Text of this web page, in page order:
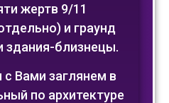
жертв 9/11
и граунд
здания-близнецы.
Вами заглянем в
по архитектуре